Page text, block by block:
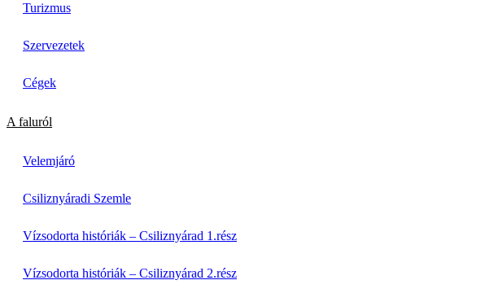
Turizmus
Szervezetek
Cégek
A faluról
Velemjáró
Csiliznyáradi Szemle
Vízsodorta históriák – Csiliznyárad 1.rész
Vízsodorta históriák – Csiliznyárad 2.rész